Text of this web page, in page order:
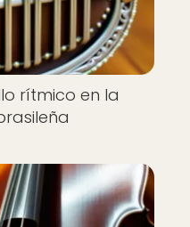
rítmico en la